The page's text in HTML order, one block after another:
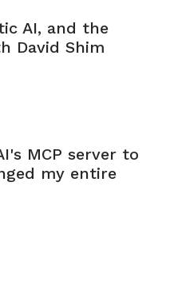
AI, and the
David Shim
MCP server to
my entire